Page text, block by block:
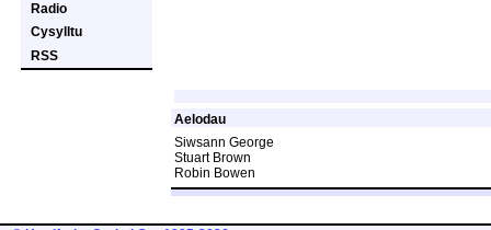
Radio
Cysylltu
RSS
Aelodau
Siwsann George
Stuart Brown
Robin Bowen